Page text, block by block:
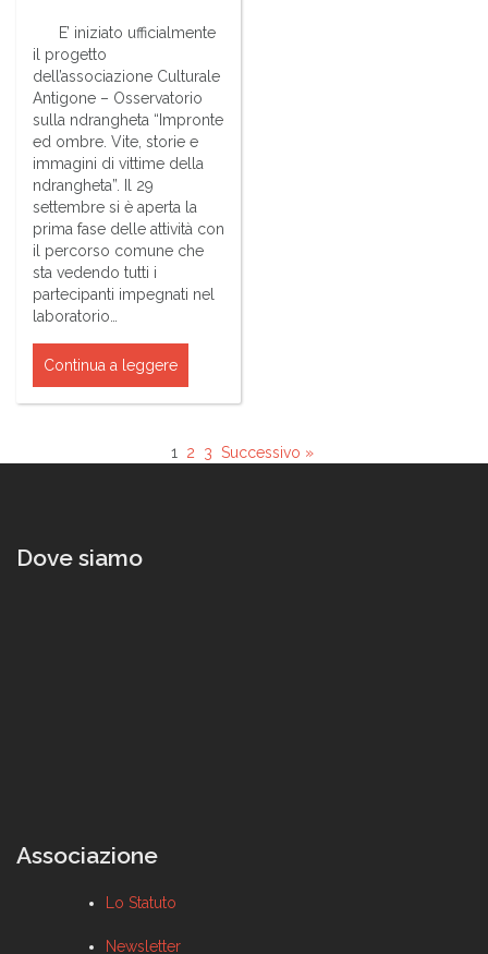
E’ iniziato ufficialmente
il progetto
dell’associazione Culturale
Antigone – Osservatorio
sulla ndrangheta “Impronte
ed ombre. Vite, storie e
immagini di vittime della
ndrangheta”. Il 29
settembre si è aperta la
prima fase delle attività con
il percorso comune che
sta vedendo tutti i
partecipanti impegnati nel
laboratorio…
Continua a leggere
1 2 3 Successivo »
Dove siamo
Associazione
Lo Statuto
Newsletter